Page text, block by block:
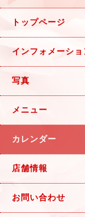
トップページ
インフォメーショ
写真
メニュー
カレンダー
店舗情報
お問い合わせ